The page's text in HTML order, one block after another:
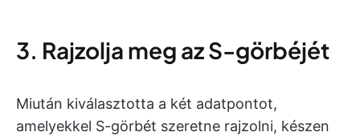
3. Rajzolja meg az S-görbéjét
Miután kiválasztotta a két adatpontot,
amelyekkel S-görbét szeretne rajzolni, készen